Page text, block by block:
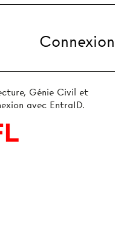
Génie Civil et
avec EntraID.